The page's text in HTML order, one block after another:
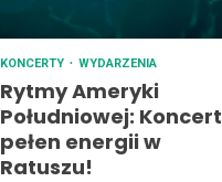
KONCERTY WYDARZENIA
Rytmy Ameryki
Południowej: Koncert
pełen energii w
Ratuszu!